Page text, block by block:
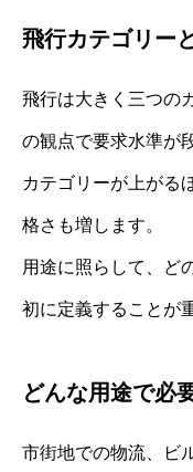
飛行カテゴリー
飛行は大きく三つの
の観点で要求水準が
カテゴリーが上がる
格さも増します。
用途に照らして、ど
初に定義することが
どんな用途で必
市街地での物流、ビ